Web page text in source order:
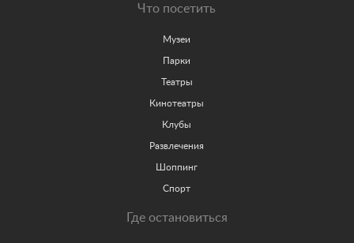
Что посетить
Музеи
Парки
Театры
Кинотеатры
Клубы
Развлечения
Шоппинг
Спорт
Где остановиться